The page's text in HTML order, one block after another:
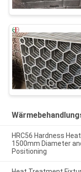
HRC56 Hardness
1500mm Diameter
Positioning